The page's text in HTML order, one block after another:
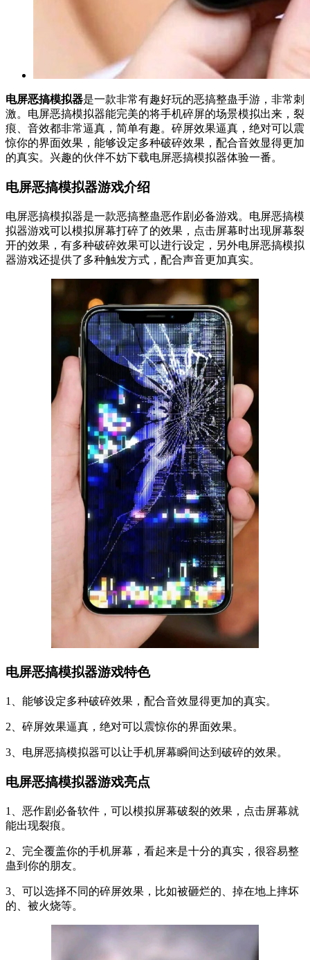
电屏恶搞模拟器是一款非常有趣好玩的恶搞整蛊手游，非常刺
激。电屏恶搞模拟器能完美的将手机碎屏的场景模拟出来，裂
痕、音效都非常逼真，简单有趣。碎屏效果逼真，绝对可以震
惊你的界面效果，能够设定多种破碎效果，配合音效显得更加
的真实。兴趣的伙伴不妨下载电屏恶搞模拟器体验一番。
电屏恶搞模拟器游戏介绍
电屏恶搞模拟器是一款恶搞整蛊恶作剧必备游戏。电屏恶搞模
拟器游戏可以模拟屏幕打碎了的效果，点击屏幕时出现屏幕裂
开的效果，有多种破碎效果可以进行设定，另外电屏恶搞模拟
器游戏还提供了多种触发方式，配合声音更加真实。
电屏恶搞模拟器游戏特色
1、能够设定多种破碎效果，配合音效显得更加的真实。
2、碎屏效果逼真，绝对可以震惊你的界面效果。
3、电屏恶搞模拟器可以让手机屏幕瞬间达到破碎的效果。
电屏恶搞模拟器游戏亮点
1、恶作剧必备软件，可以模拟屏幕破裂的效果，点击屏幕就
能出现裂痕。
2、完全覆盖你的手机屏幕，看起来是十分的真实，很容易整
蛊到你的朋友。
3、可以选择不同的碎屏效果，比如被砸烂的、掉在地上摔坏
的、被火烧等。